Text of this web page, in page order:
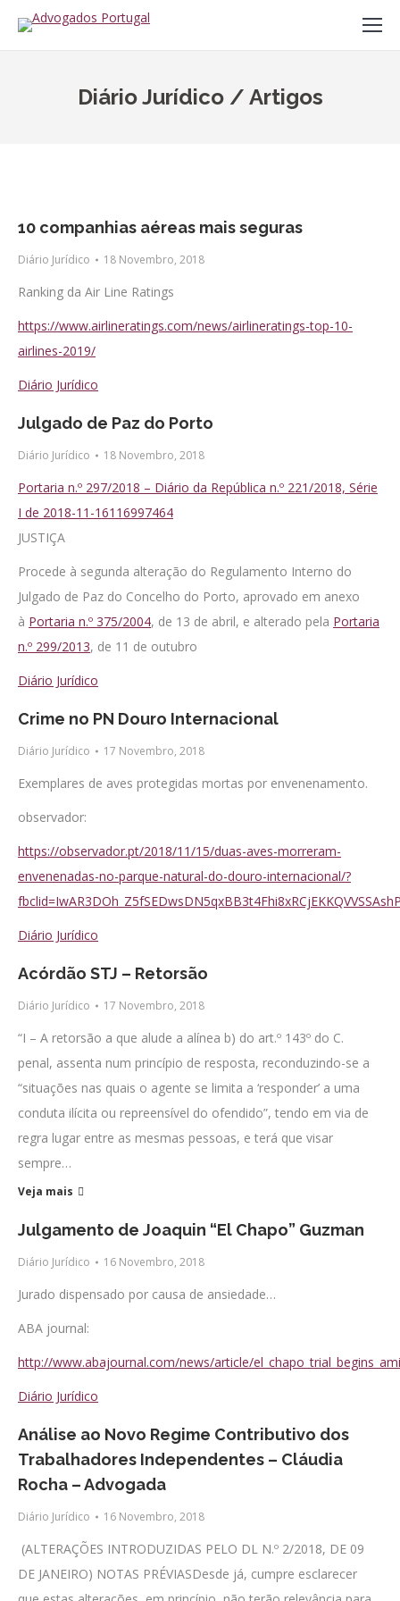
Diário Jurídico / Artigos
10 companhias aéreas mais seguras
Diário Jurídico 18 Novembro, 2018
Ranking da Air Line Ratings
https://www.airlineratings.com/news/airlineratings-top-10-
airlines-2019/
Diário Jurídico
Julgado de Paz do Porto
Diário Jurídico 18 Novembro, 2018
Portaria n.º 297/2018 – Diário da República n.º 221/2018, Série
I de 2018-11-16116997464
JUSTIÇA
Procede à segunda alteração do Regulamento Interno do
Julgado de Paz do Concelho do Porto, aprovado em anexo
à Portaria n.º 375/2004, de 13 de abril, e alterado pela Portaria
n.º 299/2013, de 11 de outubro
Diário Jurídico
Crime no PN Douro Internacional
Diário Jurídico 17 Novembro, 2018
Exemplares de aves protegidas mortas por envenenamento.
observador:
https://observador.pt/2018/11/15/duas-aves-morreram-
envenenadas-no-parque-natural-do-douro-internacional/?
Diário Jurídico
Acórdão STJ – Retorsão
Diário Jurídico 17 Novembro, 2018
“I – A retorsão a que alude a alínea b) do art.º 143º do C.
penal, assenta num princípio de resposta, reconduzindo-se a
“situações nas quais o agente se limita a ‘responder’ a uma
conduta ilícita ou repreensível do ofendido”, tendo em via de
regra lugar entre as mesmas pessoas, e terá que visar
sempre…
Veja mais
Julgamento de Joaquin “El Chapo” Guzman
Diário Jurídico 16 Novembro, 2018
Jurado dispensado por causa de ansiedade…
ABA journal:
http://www.abajournal.com/news/article/
Diário Jurídico
Análise ao Novo Regime Contributivo dos
Trabalhadores Independentes – Cláudia
Rocha – Advogada
Diário Jurídico 16 Novembro, 2018
(ALTERAÇÕES INTRODUZIDAS PELO DL N.º 2/2018, DE 09
DE JANEIRO) NOTAS PRÉVIASDesde já, cumpre esclarecer